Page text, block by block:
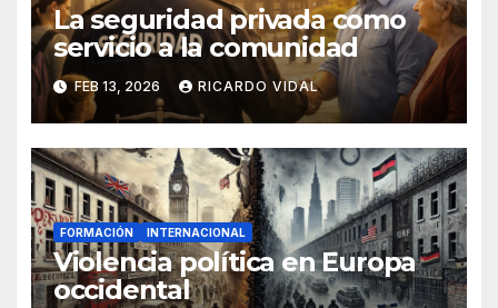
La seguridad privada como
servicio a la comunidad
FEB 13, 2026 RICARDO VIDAL
FORMACIÓN INTERNACIONAL
Violencia política en Europa
occidental